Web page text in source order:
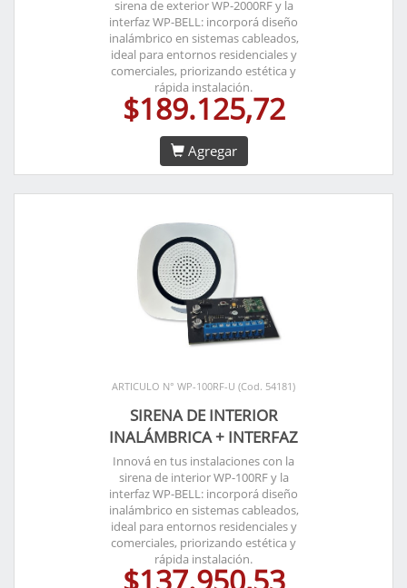
sirena de exterior WP-2000RF y la
interfaz WP-BELL: incorporá diseño
inalámbrico en sistemas cableados,
ideal para entornos residenciales y
comerciales, priorizando estética y
rápida instalación.
$189.125,72
Agregar
ARTICULO N° WP-100RF-U (Cod. 54181)
SIRENA DE INTERIOR
INALÁMBRICA + INTERFAZ
Innová en tus instalaciones con la
sirena de interior WP-100RF y la
interfaz WP-BELL: incorporá diseño
inalámbrico en sistemas cableados,
ideal para entornos residenciales y
comerciales, priorizando estética y
rápida instalación.